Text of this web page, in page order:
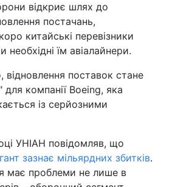
відкриє шлях до
постачань,
китайські перевізники
їм авіалайнери.
відновлення поставок стане
компанії Boeing, яка
із серйозними
УНІАН повідомляв, що
зазнає мільярдних збитків.
має проблеми не лише в